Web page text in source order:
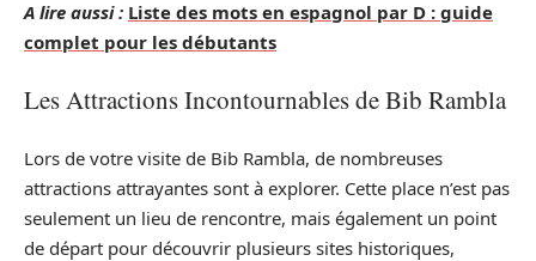
A lire aussi : Liste des mots en espagnol par D : guide
complet pour les débutants
Les Attractions Incontournables de Bib Rambla
Lors de votre visite de Bib Rambla, de nombreuses
attractions attrayantes sont à explorer. Cette place n’est pas
seulement un lieu de rencontre, mais également un point
de départ pour découvrir plusieurs sites historiques,